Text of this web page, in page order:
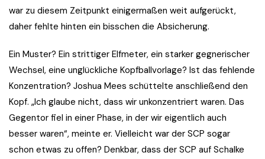
war zu diesem Zeitpunkt einigermaßen weit aufgerückt,
daher fehlte hinten ein bisschen die Absicherung.
Ein Muster? Ein strittiger Elfmeter, ein starker gegnerischer
Wechsel, eine unglückliche Kopfballvorlage? Ist das fehlende
Konzentration? Joshua Mees schüttelte anschließend den
Kopf. „Ich glaube nicht, dass wir unkonzentriert waren. Das
Gegentor fiel in einer Phase, in der wir eigentlich auch
besser waren“, meinte er. Vielleicht war der SCP sogar
schon etwas zu offen? Denkbar, dass der SCP auf Schalke